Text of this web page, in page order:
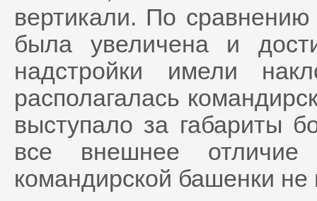
вертикали. По
была увеличена и
надстройки имели
располагалась
выступало за габариты
все внешнее
командирской башенки не